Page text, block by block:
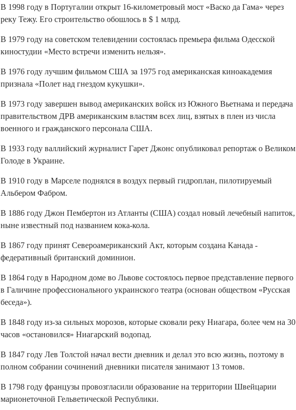
В 1998 году в Португалии открыт 16-километровый мост «Васко да Гама» через
реку Тежу. Его строительство обошлось в $ 1 млрд.
В 1979 году на советском телевидении состоялась премьера фильма Одесской
киностудии «Место встречи изменить нельзя».
В 1976 году лучшим фильмом США за 1975 год американская киноакадемия
признала «Полет над гнездом кукушки».
В 1973 году завершен вывод американских войск из Южного Вьетнама и передача
правительством ДРВ американским властям всех лиц, взятых в плен из числа
военного и гражданского персонала США.
В 1933 году валлийский журналист Гарет Джонс опубликовал репортаж о Великом
Голоде в Украине.
В 1910 году в Марселе поднялся в воздух первый гидроплан, пилотируемый
Альбером Фабром.
В 1886 году Джон Пембертон из Атланты (США) создал новый лечебный напиток,
ныне известный под названием кока-кола.
В 1867 году принят Североамериканский Акт, которым создана Канада -
федеративный британский доминион.
В 1864 году в Народном доме во Львове состоялось первое представление первого
в Галичине профессионального украинского театра (основан обществом «Русская
беседа»).
В 1848 году из-за сильных морозов, которые сковали реку Ниагара, более чем на 30
часов «остановился» Ниагарский водопад.
В 1847 году Лев Толстой начал вести дневник и делал это всю жизнь, поэтому в
полном собрании сочинений дневники писателя занимают 13 томов.
В 1798 году французы провозгласили образование на территории Швейцарии
марионеточной Гельветической Республики.